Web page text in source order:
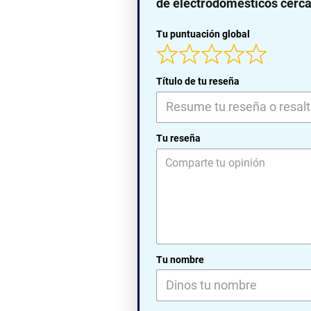
Tu puntuación global
Título de tu reseña
Tu reseña
Tu nombre